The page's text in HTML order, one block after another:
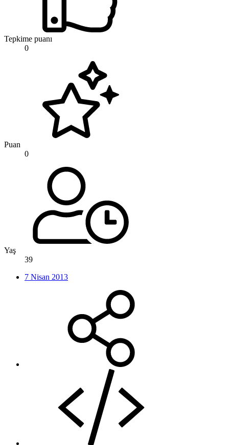
Tepkime puanı
0
Puan
0
Yaş
39
7 Nisan 2013